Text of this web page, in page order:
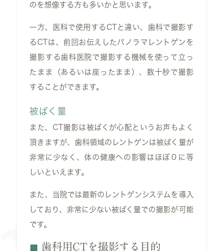
のを想像する方も多いかと思います。
一方、医科で使用する CT
と違い、歯科で撮影す
る CT
は、前回お伝えしたパノラマレントゲンを
撮影する歯科医院で撮影する機械を使って立っ
たまま（あるいは座ったまま）、数十秒で撮影
することができます。
被ばく量
また、 CT撮影は被ばくが心配というお声もよく
頂きますが、歯科領域のレントゲンは被ばく量が
非常に少なく、体の健康への影響はほぼ０に等
しいといえます。
また、当院では最新のレントゲンシステムを導入
しており、非常に少ない被ばく量での撮影が可能
です。
歯科用CTを撮影する目的